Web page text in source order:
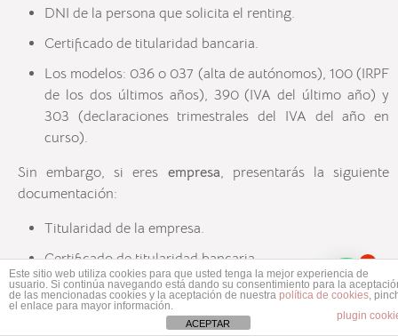
DNI de la persona que solicita el renting.
Certificado de titularidad bancaria.
Los modelos: 036 o 037 (alta de autónomos), 100 (IRPF
de los dos últimos años), 390 (IVA del último año) y
303 (declaraciones trimestrales del IVA del año en
curso).
Sin embargo, si eres empresa, presentarás la siguiente
documentación:
Titularidad de la empresa.
Certificado de titularidad bancaria.
Escritura de constitución y poderes.
DNI del apoderado o administrador.
Este sitio web utiliza cookies para que usted tenga la mejor experiencia de
usuario. Si continúa navegando está dando su consentimiento para la
de las mencionadas cookies y la aceptación de nuestra política de cookies,
el enlace para mayor información.
plugin
ACEPTAR
1
Mas información ¿No encuentras tu coche?